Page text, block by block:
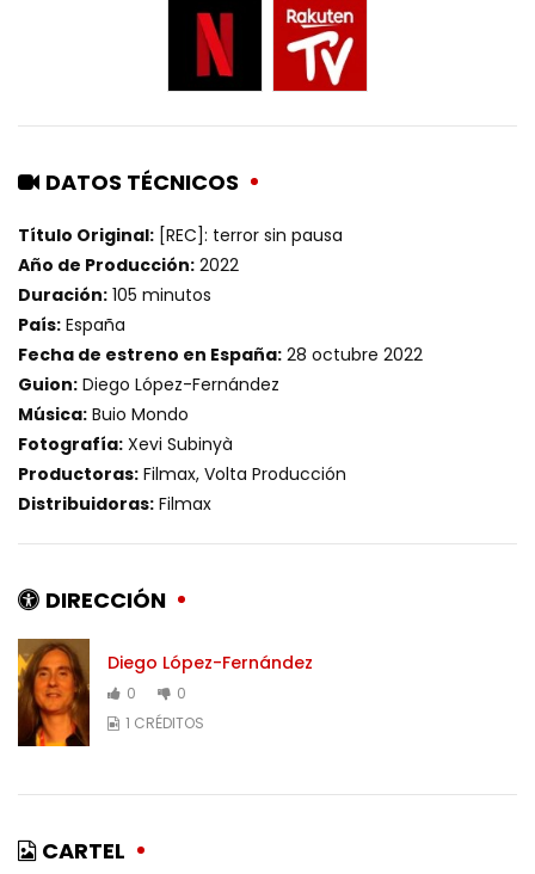
DATOS TÉCNICOS
Título Original: [REC]: terror sin pausa
Año de Producción: 2022
Duración: 105 minutos
País: España
Fecha de estreno en España: 28 octubre 2022
Guion: Diego López-Fernández
Música: Buio Mondo
Fotografía: Xevi Subinyà
Productoras: Filmax, Volta Producción
Distribuidoras: Filmax
DIRECCIÓN
Diego López-Fernández
0
0
1 CRÉDITOS
CARTEL